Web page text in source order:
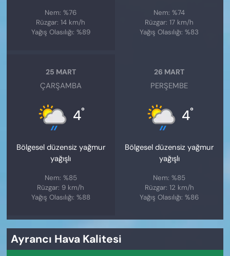
Nem: %76
Rüzgar: 14 km/h
Yağış Olasılığı: %89
Nem: %74
Rüzgar: 17 km/h
Yağış Olasılığı: %83
25 MART
ÇARŞAMBA
4°
Bölgesel düzensiz yağmur
yağışlı
Nem: %85
Rüzgar: 9 km/h
Yağış Olasılığı: %88
26 MART
PERŞEMBE
4°
Bölgesel düzensiz yağmur
yağışlı
Nem: %85
Rüzgar: 12 km/h
Yağış Olasılığı: %86
Ayrancı Hava Kalitesi